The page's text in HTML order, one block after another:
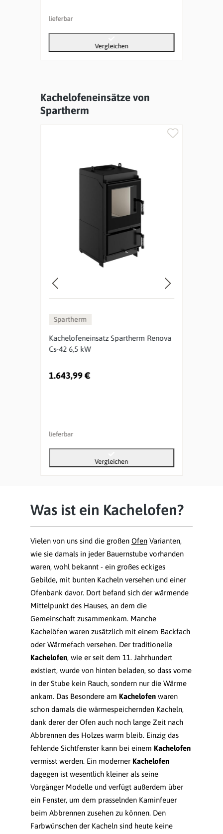
lieferbar
Vergleichen
Produktgalerie überspringen
Kachelofeneinsätze von
Spartherm
Spartherm
Kachelofeneinsatz Spartherm Renova
Cs-42 6,5 kW
1.643,99 €
lieferbar
Vergleichen
Was ist ein Kachelofen?
Vielen von uns sind die großen OfenVarianten,
wie sie damals in jeder Bauernstube vorhanden
waren, wohl bekannt - ein großes eckiges
Gebilde, mit bunten Kacheln versehen und einer
Ofenbank davor. Dort befand sich der wärmende
Mittelpunkt des Hauses, an dem die
Gemeinschaft zusammenkam. Manche
Kachelöfen waren zusätzlich mit einem Backfach
oder Wärmefach versehen. Der traditionelle
Kachelofen, wie er seit dem 11. Jahrhundert
existiert, wurde von hinten beladen, so dass vorne
in der Stube kein Rauch, sondern nur die Wärme
ankam. Das Besondere am Kachelofenwaren
schon damals die wärmespeichernden Kacheln,
dank derer der Ofen auch noch lange Zeit nach
Abbrennen des Holzes warm bleib. Einzig das
fehlende Sichtfenster kann bei einem Kachelofen
vermisst werden. Ein moderner Kachelofen
dagegen ist wesentlich kleiner als seine
Vorgänger Modelle und verfügt außerdem über
ein Fenster, um dem prasselnden Kaminfeuer
beim Abbrennen zusehen zu können. Den
Farbwünschen der Kacheln sind heute keine